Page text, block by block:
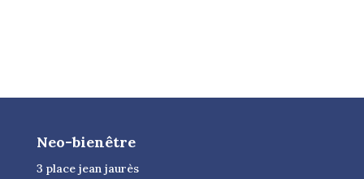
Neo-bienêtre
3 place jean jaurès